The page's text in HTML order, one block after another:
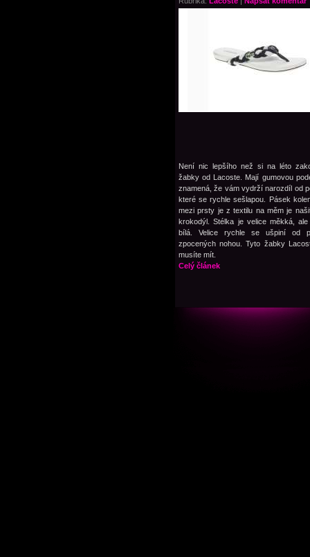
Není nic lepšího než si na léto
žabky od Lacoste. Mají gumovou
znamená, že vám vydrží narozdíl od
které se rychle sešlapou. Pásek
mezi prsty je z textilu na měm je
krokodýl. Stélka je velice měkká,
bílá. Velice rychle se ušpiní od
zpocených nohou. Tyto žabky
musíte mít.
Celý článek